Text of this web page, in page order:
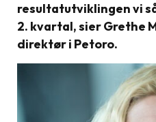
resultatutviklingen vi
2. kvartal, sier Grethe
direktør i Petoro.